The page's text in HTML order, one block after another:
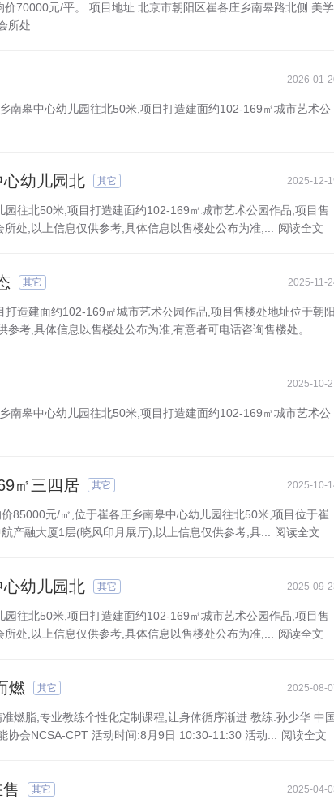
70000元/平。 项目地址:北京市朝阳区崔各庄乡南皋路北侧 美学
所处
2026-01-
南皋中心幼儿园往北50米,项目打造建面约102-169㎡城市艺术公
心幼儿园北 其它 2025-12-
往北50米,项目打造建面约102-169㎡城市艺术公园作品,项目售
处,以上信息仅供参考,具体信息以售楼处公布为准,...
阅读全文
其它 2025-11-
造建面约102-169㎡城市艺术公园作品,项目售楼处地址位于朝阳
考,具体信息以售楼处公布为准,有意者可电话咨询售楼处。
2025-10-
南皋中心幼儿园往北50米,项目打造建面约102-169㎡城市艺术公
㎡三四居 其它 2025-10-
85000元/㎡,位于崔各庄乡南皋中心幼儿园往北50米,项目位于崔
产融大厦1层(晓风印月展厅),以上信息仅供参考,具...
阅读全文
心幼儿园北 其它 2025-09-
往北50米,项目打造建面约102-169㎡城市艺术公园作品,项目售
处,以上信息仅供参考,具体信息以售楼处公布为准,...
阅读全文
燃 其它 2025-08-
燃脂,专业教练个性化定制课程,让身体循序渐进 教练:孙少华 中国
会NCSA-CPT 活动时间:8月9日 10:30-11:30 活动...
阅读全文
其它 2025-04-